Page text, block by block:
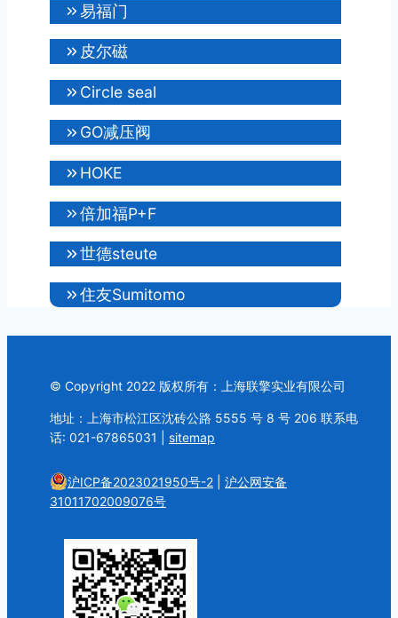
易福门
皮尔磁
Circle seal
GO减压阀
HOKE
倍加福P+F
世德steute
住友Sumitomo
© Copyright 2022 版权所有：上海联擎实业有限公司
地址：上海市松江区沈砖公路 5555 号 8 号 206 联系电
话: 021-67865031 | sitemap
沪ICP备2023021950号-2
沪公网安备
31011702009076号